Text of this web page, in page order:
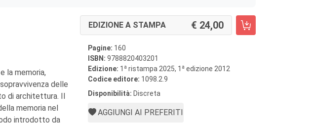
la memoria,
delle
di architettura. Il
memoria nel
introdotto da
EDIZIONE A STAMPA 24,00
Pagine: 160
ISBN: 9788820403201
Edizione: 1 a ristampa 2025, 1 a edizione 2012
Codice editore: 1098.2.9
Disponibilità: Discreta
AGGIUNGI AI PREFERITI